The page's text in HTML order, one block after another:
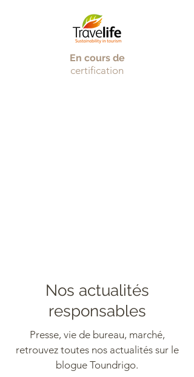
En cours de
certification
Nos actualités
responsables
Presse, vie de bureau, marché,
retrouvez toutes nos actualités sur le
blogue Toundrigo.